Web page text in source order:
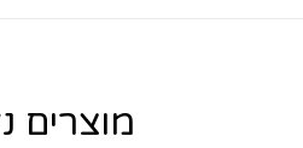
מוצרים